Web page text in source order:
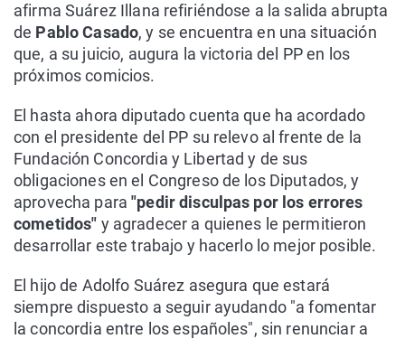
afirma Suárez Illana refiriéndose a la salida abrupta
de Pablo Casado, y se encuentra en una situación
que, a su juicio, augura la victoria del PP en los
próximos comicios.
El hasta ahora diputado cuenta que ha acordado
con el presidente del PP su relevo al frente de la
Fundación Concordia y Libertad y de sus
obligaciones en el Congreso de los Diputados, y
aprovecha para"pedir disculpas por los errores
cometidos" y agradecer a quienes le permitieron
desarrollar este trabajo y hacerlo lo mejor posible.
El hijo de Adolfo Suárez asegura que estará
siempre dispuesto a seguir ayudando "a fomentar
la concordia entre los españoles", sin renunciar a